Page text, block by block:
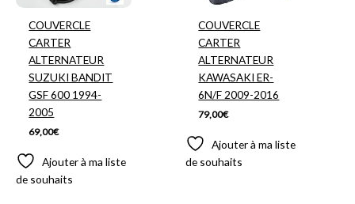
COUVERCLE
CARTER
ALTERNATEUR
SUZUKI BANDIT
GSF 600 1994-
2005
69,00€
Ajouter à ma liste
de souhaits
COUVERCLE
CARTER
ALTERNATEUR
KAWASAKI ER-
6N/F 2009-2016
79,00€
Ajouter à ma liste
de souhaits